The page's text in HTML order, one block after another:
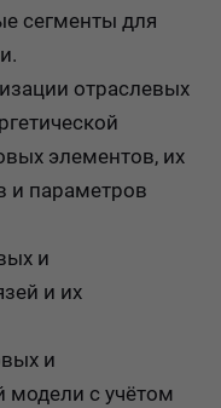
сегменты для
отраслевых
элементов, их
и параметров
и
и их
и
модели с учётом